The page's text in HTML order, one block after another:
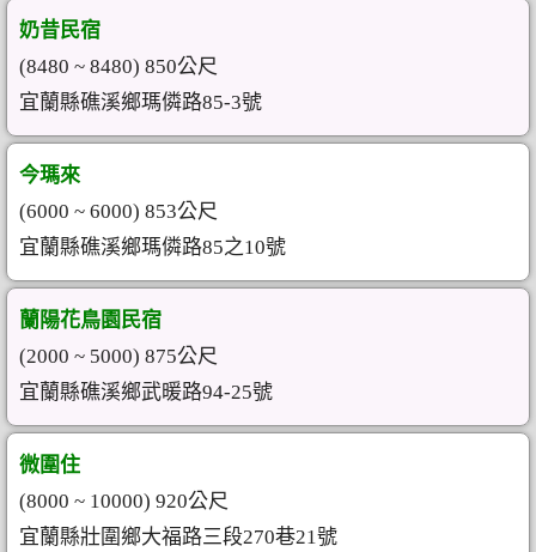
奶昔民宿
(8480 ~ 8480) 850公尺
宜蘭縣礁溪鄉瑪僯路85-3號
今瑪來
(6000 ~ 6000) 853公尺
宜蘭縣礁溪鄉瑪僯路85之10號
蘭陽花鳥園民宿
(2000 ~ 5000) 875公尺
宜蘭縣礁溪鄉武暖路94-25號
微圍住
(8000 ~ 10000) 920公尺
宜蘭縣壯圍鄉大福路三段270巷21號